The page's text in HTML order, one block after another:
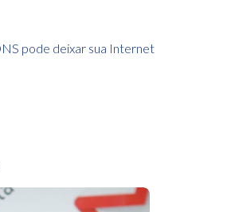
pode deixar sua Internet